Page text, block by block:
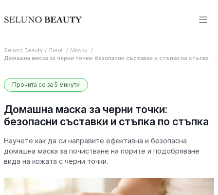
Seluno Beauty Лице
Маски
Домашна маска за черни точки: безопасни съставки и стъпка по стъпка
Прочита се за 5 минути
Домашна маска за черни точки:
безопасни съставки и стъпка по стъпка
Научете как да си направите ефективна и безопасна
домашна маска за почистване на порите и подобряване
вида на кожата с черни точки.